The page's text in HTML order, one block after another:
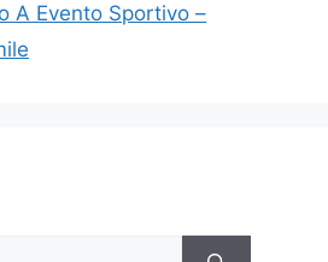
A Evento Sportivo –